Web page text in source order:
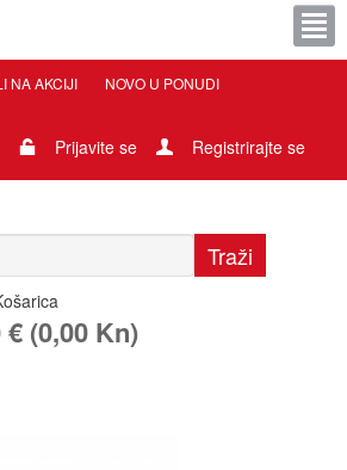
NA AKCIJI NOVO U PONUDI
Prijavite se Registrirajte se
€ (0,00 Kn)